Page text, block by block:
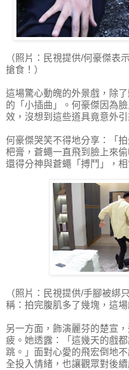
（照片：民視提供/何豪傑表
搶食！）
這場驚心動魄的外景戲，除
的「小插曲」。何豪傑因為
效，沒想到這些道具竟意外引
何豪傑哭笑不得地分享：「
杷膏，蒼蠅一直飛到臉上來
還得分神與蒼蠅「搏鬥」，相
（照片：民視提供/手腳被綁
稱：拍完腹肌多了幾塊，這場
另一方面，飾演麗芬的楚宣
疲。她透露：「這幾天的戲
跳。」面對心愛的飛宏倒地
全投入情緒，也讓觀眾對後續